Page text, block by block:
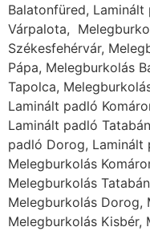
Balatonfüred,
Várpalota,
Székesfehérvár,
Pápa, Melegburkolás
Tapolca,
Laminált padló
Laminált padló
padló Dorog, Laminált
Melegburkolás
Melegburkolás
Melegburkolás Dorog,
Melegburkolás Kisbér,